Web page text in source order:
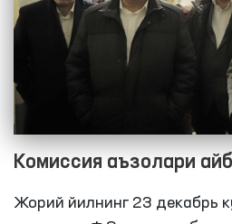
Комиссия аъзолари
билан суҳбатлашишди
Жорий йилнинг 23 декабрь